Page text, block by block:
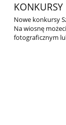
Nowe konkursy
Na wiosnę
fotograficznym